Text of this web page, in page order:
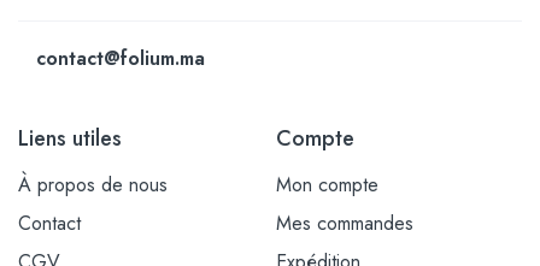
contact@folium.ma
Liens utiles
À propos de nous
Contact
Compte
Mon compte
Mes commandes